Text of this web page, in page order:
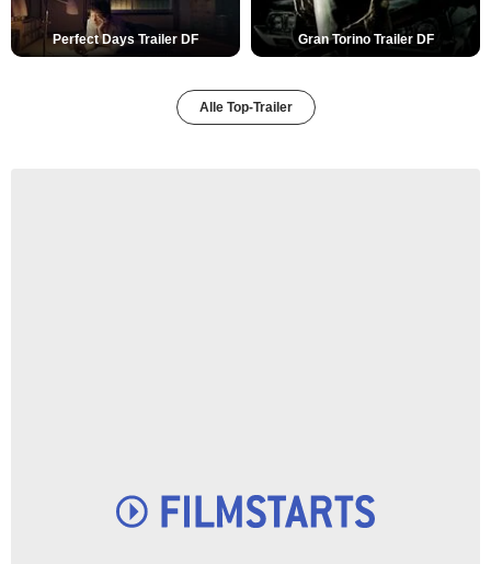
Perfect Days Trailer DF Gran Torino Trailer DF
Alle Top-Trailer